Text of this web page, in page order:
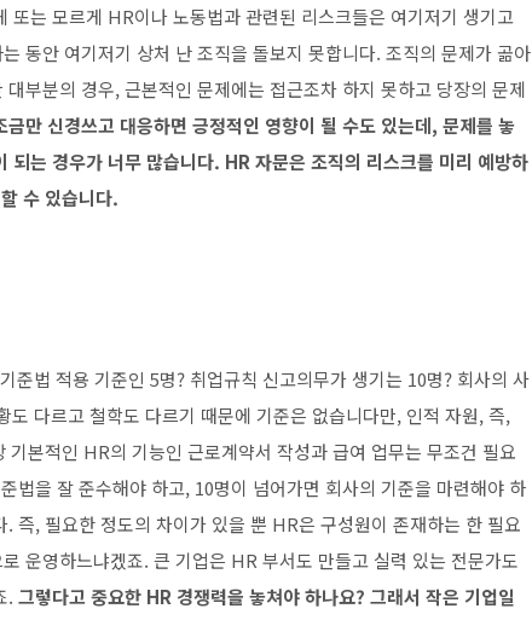
또는 모르게 HR이나 노동법과 관련된 리스크들은 여기저기 생기고
동안 여기저기 상처 난 조직을 돌보지 못합니다. 조직의 문제가 곪아
부분의 경우, 근본적인 문제에는 접근조차 하지 못하고 당장의 문제
금만 신경쓰고 대응하면 긍정적인 영향이 될 수도 있는데, 문제를 놓
되는 경우가 너무 많습니다. HR 자문은 조직의 리스크를 미리 예방하
수 있습니다.
준법 적용 기준인 5명? 취업규칙 신고의무가 생기는 10명? 회사의 사
도 다르고 철학도 다르기 때문에 기준은 없습니다만, 인적 자원, 즉,
본적인 HR의 기능인 근로계약서 작성과 급여 업무는 무조건 필요
법을 잘 준수해야 하고, 10명이 넘어가면 회사의 기준을 마련해야 하
즉, 필요한 정도의 차이가 있을 뿐 HR은 구성원이 존재하는 한 필요
운영하느냐겠죠. 큰 기업은 HR 부서도 만들고 실력 있는 전문가도
. 그렇다고 중요한 HR 경쟁력을 놓쳐야 하나요? 그래서 작은 기업일